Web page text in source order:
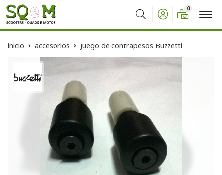
Buscar
0
inicio accesorios Juego de contrapesos Buzzetti